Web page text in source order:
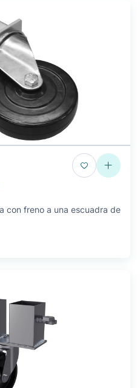
con freno a una escuadra de